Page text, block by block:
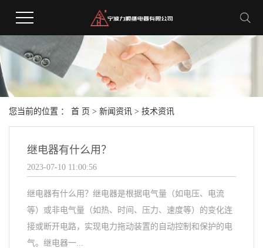
您当前的位置 ： 首 页 > 新闻资讯 > 技术资讯
继电器有什么用？
2023-07-10 11:00:56
继电器有什么用？继电器是根据电气量（如电压、电流
等）或非电气量（如热、时间、压力、速度等）的变化连
接或断开电路，实现电力拖动装置的自动控制和保护的电
气。继电器一...